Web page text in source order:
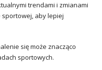
trendami i zmianami
aby lepiej
się może znacząco
sportowych.